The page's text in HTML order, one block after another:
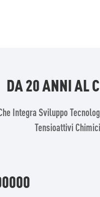
DA 20 ANNI AL
Integra Sviluppo
Tensioattivi